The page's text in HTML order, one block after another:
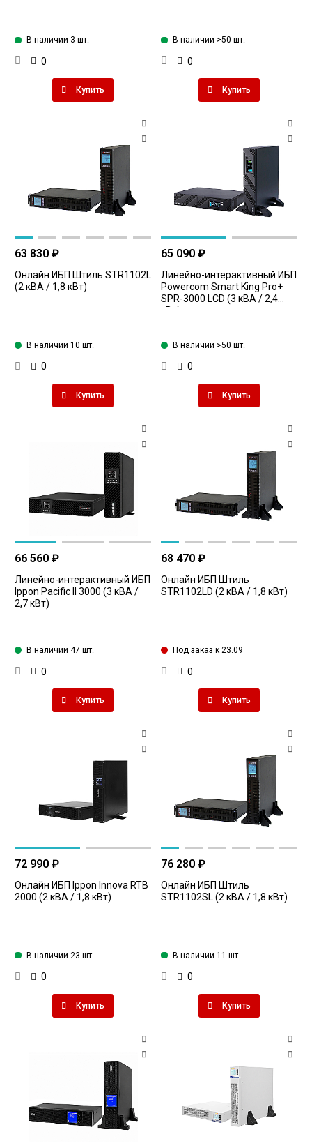
В наличии 3 шт.
0
Купить
В наличии >50 шт.
0
Купить
63 830 ₽
Онлайн ИБП Штиль STR1102L
(2 кВА / 1,8 кВт)
В наличии 10 шт.
0
Купить
65 090 ₽
Линейно-интерактивный ИБП
Powercom Smart King Pro+
SPR-3000 LCD (3 кВА / 2,4
кВт)
В наличии >50 шт.
0
Купить
66 560 ₽
Линейно-интерактивный ИБП
Ippon Pacific II 3000 (3 кВА /
2,7 кВт)
В наличии 47 шт.
0
Купить
68 470 ₽
Онлайн ИБП Штиль
STR1102LD (2 кВА / 1,8 кВт)
Под заказ к 23.09
0
Купить
72 990 ₽
Онлайн ИБП Ippon Innova RTB
2000 (2 кВА / 1,8 кВт)
В наличии 23 шт.
0
Купить
76 280 ₽
Онлайн ИБП Штиль
STR1102SL (2 кВА / 1,8 кВт)
В наличии 11 шт.
0
Купить